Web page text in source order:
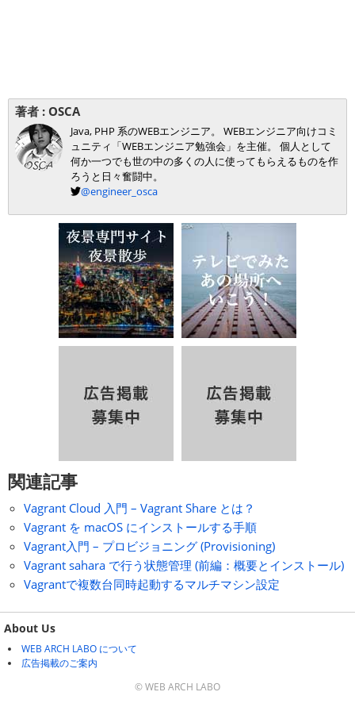
著者 : OSCA
Java, PHP 系のWEBエンジニア。 WEBエンジニア向けコミ
ュニティ「WEBエンジニア勉強会」を主催。 個人として
何か一つでも世の中の多くの人に使ってもらえるものを作
ろうと日々奮闘中。
@engineer_osca
関連記事
Vagrant Cloud 入門 – Vagrant Share とは？
Vagrant を macOS にインストールする手順
Vagrant入門 – プロビジョニング (Provisioning)
Vagrant sahara で行う状態管理 (前編：概要とインストール)
Vagrantで複数台同時起動するマルチマシン設定
About Us
WEB ARCH LABO について
広告掲載のご案内
© WEB ARCH LABO